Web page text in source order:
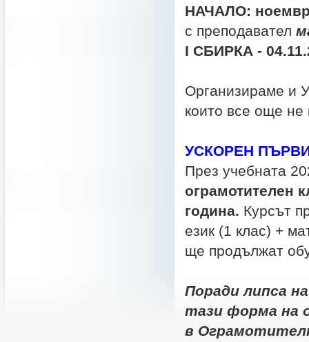
НАЧАЛО:
с преподавател
I СБИРКА -
Организираме и
които все още не
УСКОРЕН ПЪРВИ
През учебната
ограмотителен
година. Курсът
език (1 клас) +
ще продължат
Поради липса
тази форма на
в